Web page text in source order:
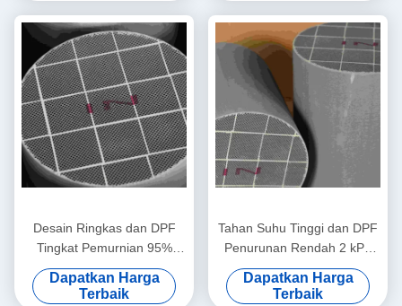
Desain Ringkas dan DPF
Tingkat Pemurnian 95%
untuk Van Komersial Tugas
Ringan
Dapatkan Harga
Terbaik
Tahan Suhu Tinggi dan DPF
Penurunan Rendah 2 kPa
untuk Mesin Diesel
Berkinerja Tinggi
Dapatkan Harga
Terbaik